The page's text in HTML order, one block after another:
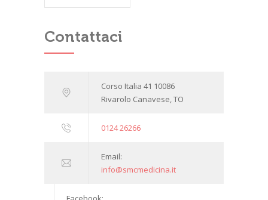
Contattaci
Corso Italia 41 10086
Rivarolo Canavese, TO
0124 26266
Email:
info@smcmedicina.it